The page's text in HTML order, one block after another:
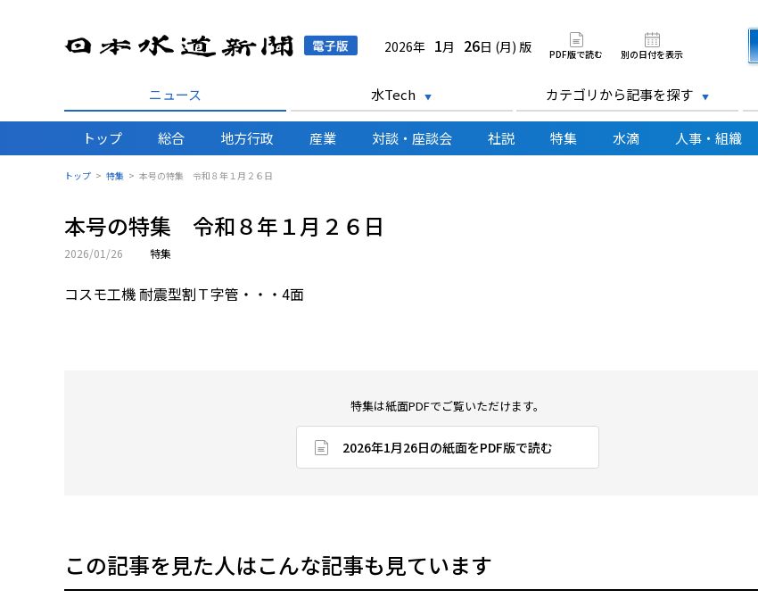
日本水道新聞 電子版
2026年 1月 26日 (月) 版 PDF版で読む 別の日付を表示
ニュース 水Tech カテゴリから記事を探す
トップ 総合 地方行政 産業 対談・座談会 社説 特集 水滴 人事・組織
トップ 特集 本号の特集 令和８年１月２６日
本号の特集 令和８年１月２６日
2026/01/26 特集
コスモ工機 耐震型割Ｔ字管・・・4面
特集は紙面PDFでご覧いただけます。
2026年1月26日の紙面をPDF版で読む
この記事を見た人はこんな記事も見ています